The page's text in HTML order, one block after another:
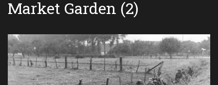
Market Garden (2)